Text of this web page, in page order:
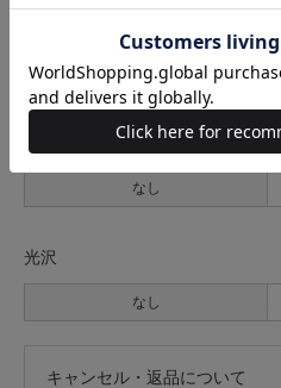
なし
なし
光沢
なし
キャンセル・返品について